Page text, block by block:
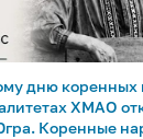
дню коренных
ХМАО
Коренные